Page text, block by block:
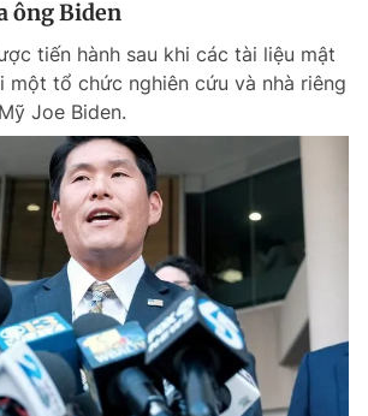
ông Biden
tiến hành sau khi các tài liệu mật
tổ chức nghiên cứu và nhà riêng
Joe Biden.